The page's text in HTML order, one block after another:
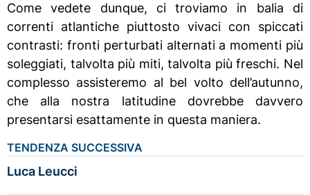
Come vedete dunque, ci troviamo in balia di
correnti atlantiche piuttosto vivaci con spiccati
contrasti: fronti perturbati alternati a momenti più
soleggiati, talvolta più miti, talvolta più freschi. Nel
complesso assisteremo al bel volto dell’autunno,
che alla nostra latitudine dovrebbe davvero
presentarsi esattamente in questa maniera.
TENDENZA SUCCESSIVA
Luca Leucci